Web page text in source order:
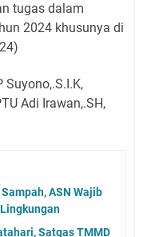
tugas dalam
2024 khusunya di
Suyono,.S.I.K,
Adi Irawan,.SH,
ASN Wajib
Satgas TMMD